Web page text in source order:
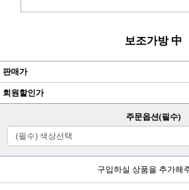
보조가방 中
판매가
회원할인가
주문옵션(필수)
구입하실 상품을 추가해